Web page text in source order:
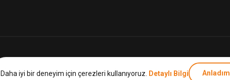
Tüm hakları saklıdır.
Daha iyi bir deneyim için çerezleri kullanıyoruz. Detaylı Bilgi Anladım